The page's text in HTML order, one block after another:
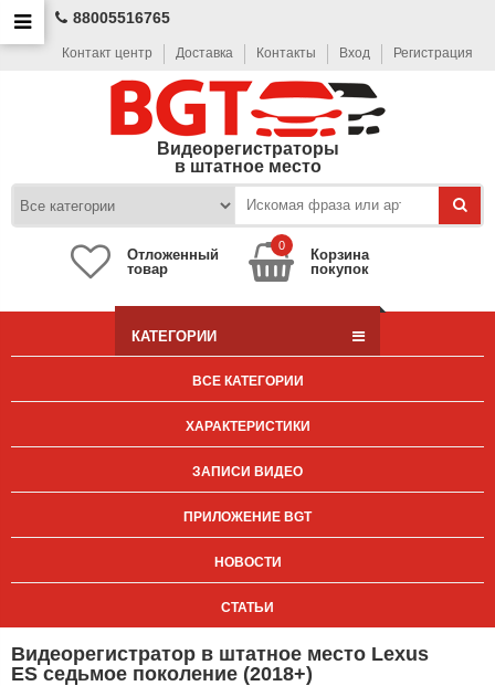
88005516765
Контакт центр Доставка Контакты Вход Регистрация
Видеорегистраторы
в штатное место
Отложенный
товар
0
Корзина
покупок
КАТЕГОРИИ
ВСЕ КАТЕГОРИИ
ХАРАКТЕРИСТИКИ
ЗАПИСИ ВИДЕО
ПРИЛОЖЕНИЕ BGT
НОВОСТИ
СТАТЬИ
Видеорегистратор в штатное место Lexus
ES седьмое поколение (2018+)